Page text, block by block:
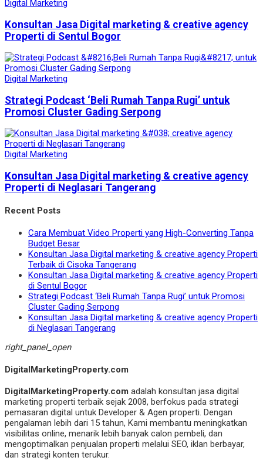
Digital Marketing
Konsultan Jasa Digital marketing & creative agency
Properti di Sentul Bogor
Digital Marketing
Strategi Podcast ‘Beli Rumah Tanpa Rugi’ untuk
Promosi Cluster Gading Serpong
Digital Marketing
Konsultan Jasa Digital marketing & creative agency
Properti di Neglasari Tangerang
Recent Posts
Cara Membuat Video Properti yang High-Converting Tanpa
Budget Besar
Konsultan Jasa Digital marketing & creative agency Properti
Terbaik di Cisoka Tangerang
Konsultan Jasa Digital marketing & creative agency Properti
di Sentul Bogor
Strategi Podcast ‘Beli Rumah Tanpa Rugi’ untuk Promosi
Cluster Gading Serpong
Konsultan Jasa Digital marketing & creative agency Properti
di Neglasari Tangerang
right_panel_open
DigitalMarketingProperty.com
DigitalMarketingProperty.com adalah konsultan jasa digital
marketing properti terbaik sejak 2008, berfokus pada strategi
pemasaran digital untuk Developer & Agen properti. Dengan
pengalaman lebih dari 15 tahun, Kami membantu meningkatkan
visibilitas online, menarik lebih banyak calon pembeli, dan
mengoptimalkan penjualan properti melalui SEO, iklan berbayar,
dan strategi konten terukur.